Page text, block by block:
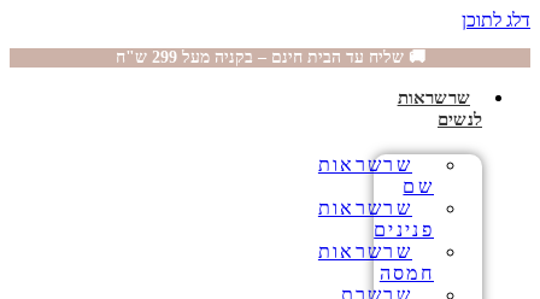
דלג לתוכן
🚚 שליח עד הבית חינם – בקניה מעל 299 ש"ח
שרשראות
לנשים
שרשראות
שם
שרשראות
פנינים
שרשראות
חמסה
שרשרת